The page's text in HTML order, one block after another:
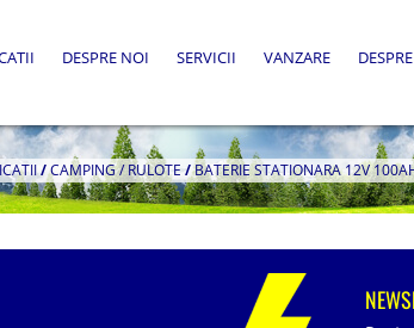
DESPRE NOI SERVICII VANZARE
/CAMPING / RULOTE/BATERIE STATIONARA 12V